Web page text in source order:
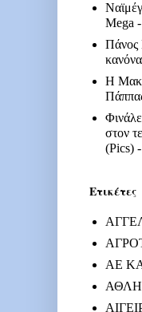
Mega
Πάνος
κανόνα
Η
στον
(Pics)
Ετικέτες
ΑΕ